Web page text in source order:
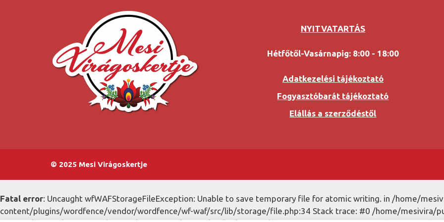
NYITVATARTÁS
Hétfőtől-Vasárnapig: 8:00 - 18:00
Adatkezelési tájékoztató
Fogyasztóbarát tájékoztató
Elállás a szerződéstől
© 2025 Mesi Virágoskertje
Fatal error: Uncaught wfWAFStorageFileException: Unable to save temporary file for atomic writing. in /home/
content/plugins/wordfence/vendor/wordfence/wf-waf/src/lib/storage/file.php:34 Stack trace: #0 /home/mesivira/